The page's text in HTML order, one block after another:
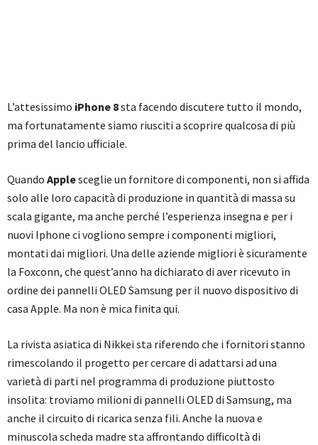
L’attesissimo iPhone 8sta facendo discutere tutto il mondo,
ma fortunatamente siamo riusciti a scoprire qualcosa di più
prima del lancio ufficiale.
Quando Applesceglie un fornitore di componenti, non si affida
solo alle loro capacità di produzione in quantità di massa su
scala gigante, ma anche perché l’esperienza insegna e per i
nuovi Iphone ci vogliono sempre i componenti migliori,
montati dai migliori. Una delle aziende migliori è sicuramente
la Foxconn, che quest’anno ha dichiarato di aver ricevuto in
ordine dei pannelli OLED Samsung per il nuovo dispositivo di
casa Apple. Ma non è mica finita qui.
La rivista asiatica di Nikkei sta riferendo che i fornitori stanno
rimescolando il progetto per cercare di adattarsi ad una
varietà di parti nel programma di produzione piuttosto
insolita: troviamo milioni di pannelli OLED di Samsung, ma
anche il circuito di ricarica senza fili. Anche la nuova e
minuscola scheda madre sta affrontando difficoltà di